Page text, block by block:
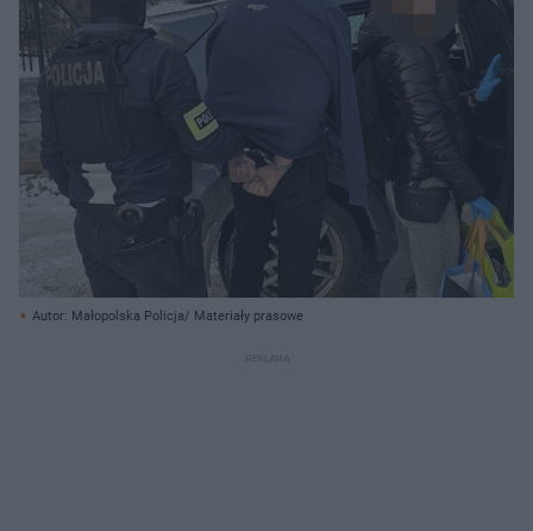
Autor: Małopolska Policja/ Materiały prasowe